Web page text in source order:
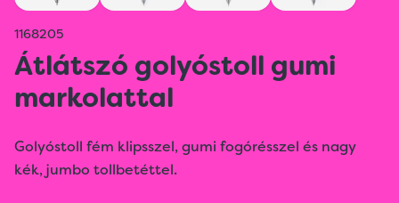
1168205
Átlátszó golyóstoll gumi
markolattal
Golyóstoll fém klipsszel, gumi fogórésszel és nagy
kék, jumbo tollbetéttel.